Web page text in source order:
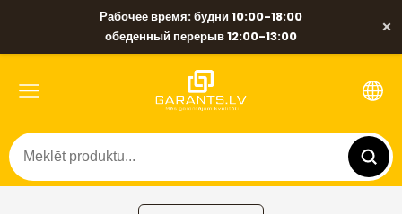
Рабочее время: будни 10:00-18:00
обеденный перерыв 12:00-13:00
×